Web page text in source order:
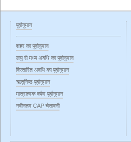
पूर्वानुमान
शहर का पूर्वानुमान
लघु से मध्य अवधि का पूर्वानुमान
विस्तारित अवधि का पूर्वानुमान
ऋतुनिष्ठ‍ पूर्वानुमान
मात्रात्मक वर्षण पूर्वानुमान
नवीनतम CAP चेतावनी